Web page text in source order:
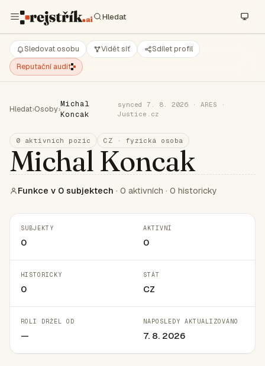
Sledovat osobu Vidět síť
Sdílet profil
Reputační audit
Hledat›Osoby›
Michal
Koncak
synced 7. 8. 2026 · ARES ·
Justice.cz
0 aktivních pozic CZ · fyzická osoba
Michal Koncak
Funkce v 0 subjektech · 0 aktivních · 0 historicky
SUBJEKTY
0
AKTIVNÍ
0
HISTORICKY
0
STÁT
CZ
ROLI DRŽEL OD
—
NAPOSLEDY AKTUALIZOVÁNO
7. 8. 2026